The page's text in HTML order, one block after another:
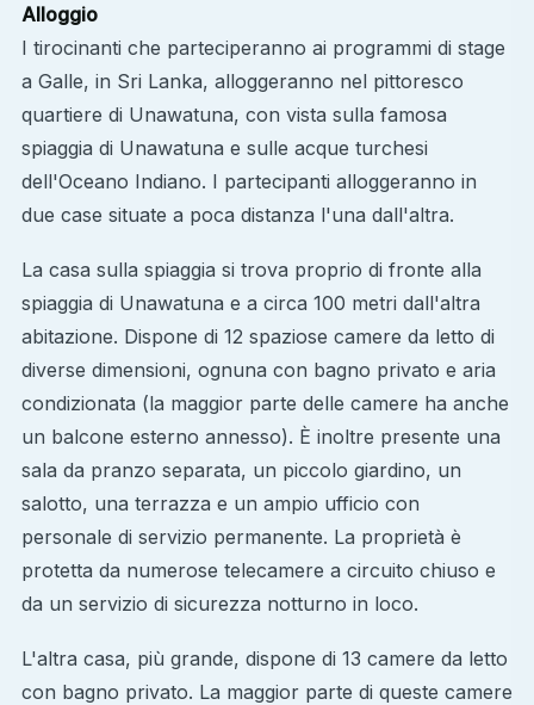
Alloggio
I tirocinanti che parteciperanno ai programmi di stage
a Galle, in Sri Lanka, alloggeranno nel pittoresco
quartiere di Unawatuna, con vista sulla famosa
spiaggia di Unawatuna e sulle acque turchesi
dell'Oceano Indiano. I partecipanti alloggeranno in
due case situate a poca distanza l'una dall'altra.
La casa sulla spiaggia si trova proprio di fronte alla
spiaggia di Unawatuna e a circa 100 metri dall'altra
abitazione. Dispone di 12 spaziose camere da letto di
diverse dimensioni, ognuna con bagno privato e aria
condizionata (la maggior parte delle camere ha anche
un balcone esterno annesso). È inoltre presente una
sala da pranzo separata, un piccolo giardino, un
salotto, una terrazza e un ampio ufficio con
personale di servizio permanente. La proprietà è
protetta da numerose telecamere a circuito chiuso e
da un servizio di sicurezza notturno in loco.
L'altra casa, più grande, dispone di 13 camere da letto
con bagno privato. La maggior parte di queste camere